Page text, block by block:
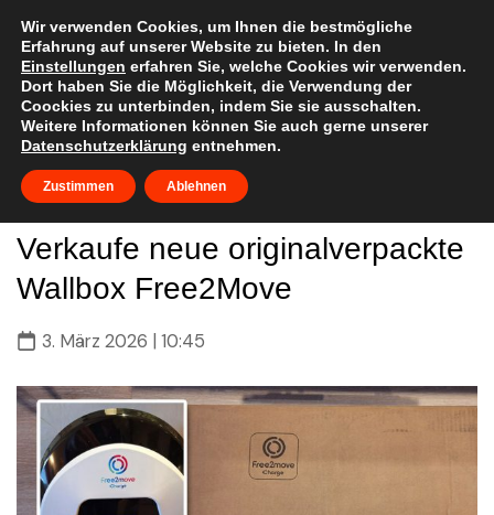
content
Verkaufe neue originalverpackte
Wallbox Free2Move
3. März 2026 | 10:45
FAQ
anschauen
Wir verwenden Cookies, um Ihnen die bestmögliche
Erfahrung auf unserer Website zu bieten. In den
Einstellungen erfahren Sie, welche Cookies wir verwenden.
Dort haben Sie die Möglichkeit, die Verwendung der
Coockies zu unterbinden, indem Sie sie ausschalten.
Weitere Informationen können Sie auch gerne unserer
Datenschutzerklärung entnehmen.
Zustimmen Ablehnen